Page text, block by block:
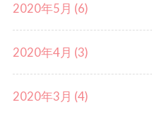
2020年5月 (6)
2020年4月 (3)
2020年3月 (4)